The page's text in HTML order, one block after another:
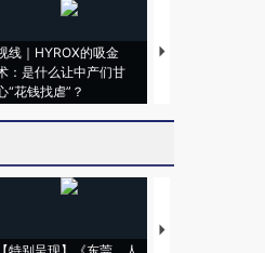
线｜HYROX的吸金
：是什么让中产们甘
“花钱找虐”？
马航飞行员跨国走
【推广】走进第四